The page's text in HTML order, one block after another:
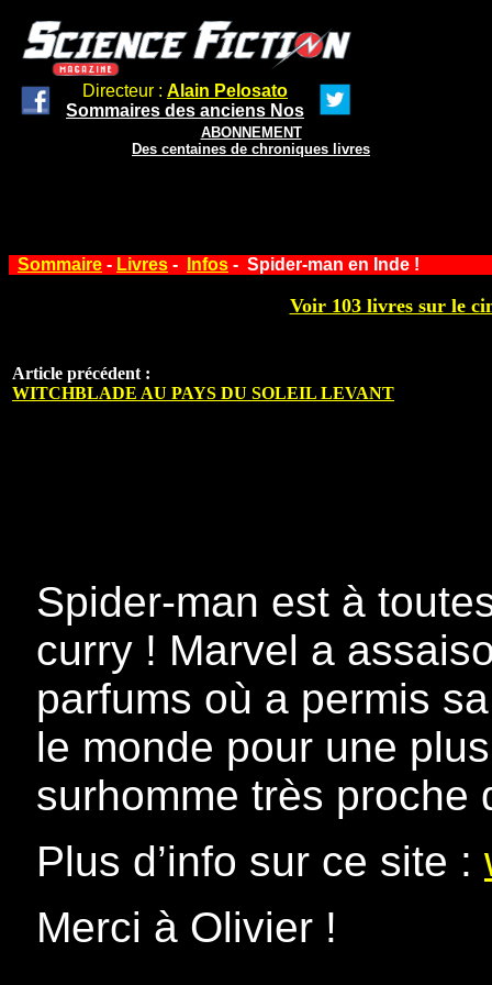
Directeur : Alain Pelosato
Sommaires des anciens Nos
ABONNEMENT
Des centaines de chroniques livres
Sommaire - Livres - Infos - Spider-man en Inde !
Voir 103 livres sur le
Article précédent :
WITCHBLADE AU PAYS DU SOLEIL LEVANT
Spider-man est à
curry ! Marvel a
parfums où a permis
le monde pour une
surhomme très proche
Plus d’info sur ce site :
Merci à Olivier !